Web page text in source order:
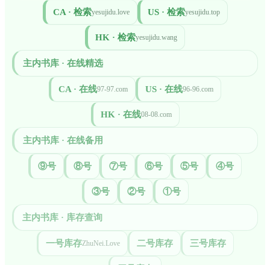
CA · 检索yesujidu.love US · 检索yesujidu.top
HK · 检索yesujidu.wang
主内书库 · 在线精选
CA · 在线97-97.com US · 在线96-96.com
HK · 在线08-08.com
主内书库 · 在线备用
⑨号 ⑧号 ⑦号 ⑥号 ⑤号 ④号
③号 ②号 ①号
主内书库 · 库存查询
一号库存ZhuNei.Love 二号库存 三号库存